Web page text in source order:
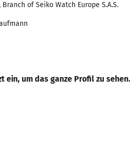
Branch of Seiko Watch Europe S.A.S.
ein, um das ganze Profil zu sehen.